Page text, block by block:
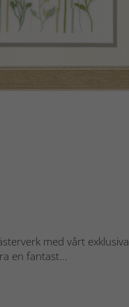
med vårt exklusiva
en fantast...